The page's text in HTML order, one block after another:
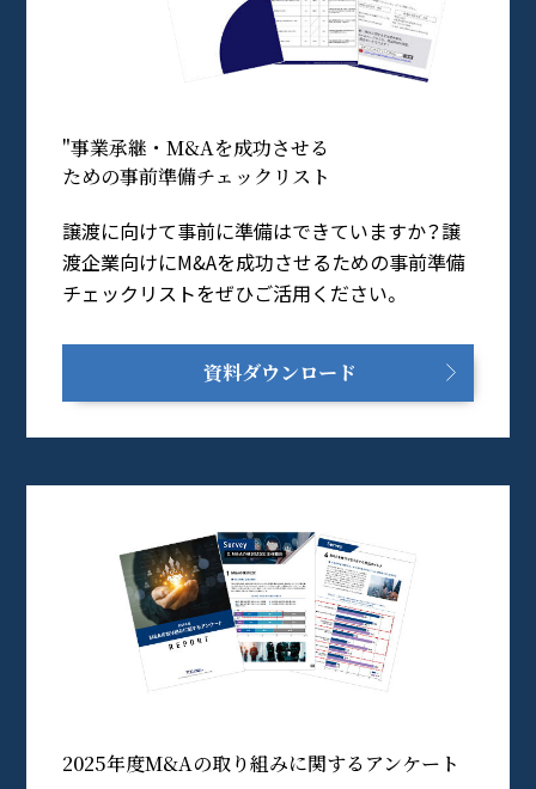
"事業承継・M&Aを成功させる
ための事前準備チェックリスト
譲渡に向けて事前に準備はできていますか？譲
渡企業向けにM&Aを成功させるための事前準備
チェックリストをぜひご活用ください。
資料ダウンロード
2025年度M&Aの取り組みに関するアンケート